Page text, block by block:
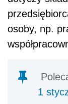
osoby, np.
1